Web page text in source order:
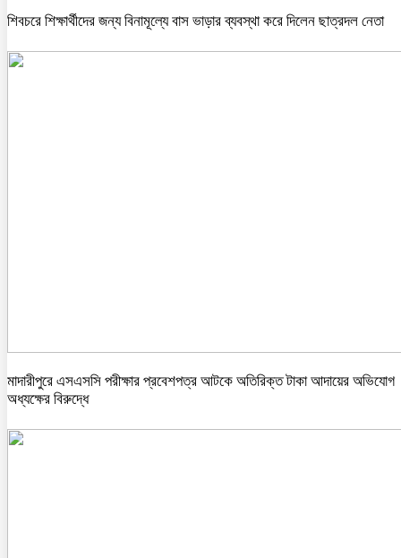
শিবচরে শিক্ষার্থীদের জন্য বিনামূল্যে বাস ভাড়ার ব্যবস্থা করে দিলেন ছাত্রদল নেতা
মাদারীপুরে এসএসসি পরীক্ষার প্রবেশপত্র আটকে অতিরিক্ত টাকা আদায়ের অভিযোগ
অধ্যক্ষের বিরুদ্ধে